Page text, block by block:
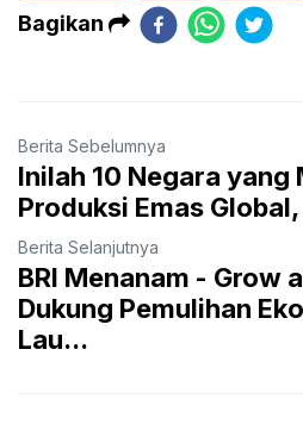
Bagikan
Berita Sebelumnya
Inilah 10 Negara yang
Produksi Emas
Berita Selanjutnya
BRI Menanam - Grow
Dukung Pemulihan
Lau...